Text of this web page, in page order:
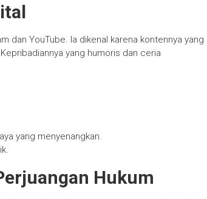
dan YouTube. Ia dikenal karena kontennya yang
yang humoris dan ceria
yang menyenangkan.
Hukum